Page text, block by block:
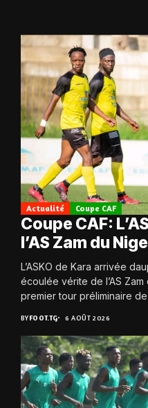
Actualité Coupe CAF
Coupe CAF:
l’AS Zam du
L’ASKO de Kara arrivée
écoulée vérite de l’AS
premier tour préliminaire
BYFOOT.TG 6 AOÛT 2026